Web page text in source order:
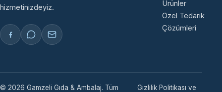
hizmetinizdeyiz.
Ürünler
Özel Tedarik
Çözümleri
© 2026 Gamzeli Gıda & Ambalaj. Tüm
Gizlilik Politikası ve